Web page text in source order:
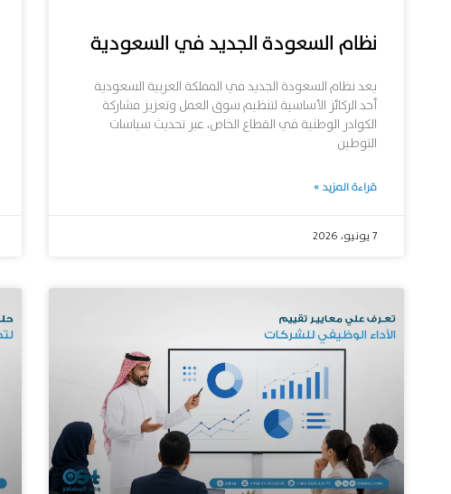
نظام السعودة الجديد في السعودية
يعد نظام السعودة الجديد في المملكة العربية السعودية
أحد الركائز الأساسية لتنظيم سوق العمل وتعزيز مشاركة
الكوادر الوطنية في القطاع الخاص، عبر تحديث سياسات
التوطين
قراءة المزيد »
7 يونيو، 2026